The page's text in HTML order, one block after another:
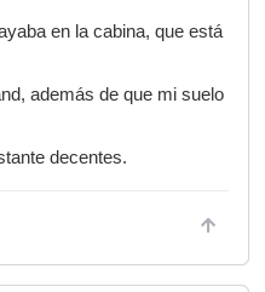
en la cabina, que está
además de que mi suelo
decentes.